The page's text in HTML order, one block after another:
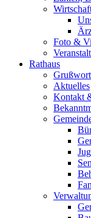
Foto &
Rathaus
Grußwort
Aktuelles
Kontakt